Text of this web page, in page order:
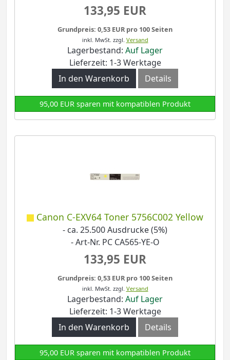
133,95 EUR
Grundpreis: 0,53 EUR pro 100 Seiten
inkl. MwSt. zzgl. Versand
Lagerbestand: Auf Lager
Lieferzeit: 1-3 Werktage
In den Warenkorb
Details
95,00 EUR sparen mit kompatiblen Produkt
Canon C-EXV64 Toner 5756C002 Yellow
- ca. 25.500 Ausdrucke (5%)
- Art-Nr. PC CA565-YE-O
133,95 EUR
Grundpreis: 0,53 EUR pro 100 Seiten
inkl. MwSt. zzgl. Versand
Lagerbestand: Auf Lager
Lieferzeit: 1-3 Werktage
In den Warenkorb
Details
95,00 EUR sparen mit kompatiblen Produkt